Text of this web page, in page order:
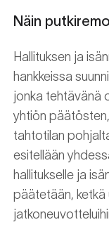
Näin
Hallituksen ja
hankkeissa
jonka tehtävänä
yhtiön
tahtotilan
esitellään
hallitukselle ja
päätetään, ketkä